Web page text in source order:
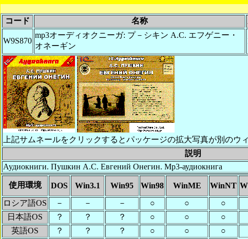
コード 名称
W9S870
mp3オーディオクニーガ: プ－シキン А.С. エフゲニー・
オネーギン
上記サムネールをクリックするとパッケージの拡大写真が別のウ
説明
Аудиокниги. Пушкин А.С. Евгений Онегин. Mp3-аудиокнига
使用環境 DOS Win3.1 Win95 Win98 WinME WinNT
ロシア語OS
－ － － ○ ○ ○
日本語OS
？ ？ ？ ○ ○ ○
英語OS
？ ？ ？ ○ ○ ○